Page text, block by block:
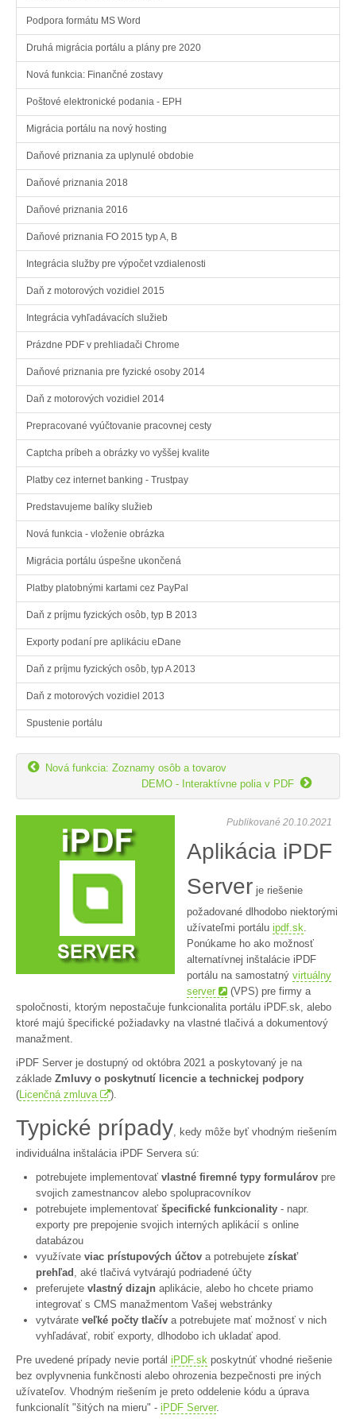
Podpora formátu MS Word
Druhá migrácia portálu a plány pre 2020
Nová funkcia: Finančné zostavy
Poštové elektronické podania - EPH
Migrácia portálu na nový hosting
Daňové priznania za uplynulé obdobie
Daňové priznania 2018
Daňové priznania 2016
Daňové priznania FO 2015 typ A, B
Integrácia služby pre výpočet vzdialenosti
Daň z motorových vozidiel 2015
Integrácia vyhľadávacích služieb
Prázdne PDF v prehliadači Chrome
Daňové priznania pre fyzické osoby 2014
Daň z motorových vozidiel 2014
Prepracované vyúčtovanie pracovnej cesty
Captcha príbeh a obrázky vo vyššej kvalite
Platby cez internet banking - Trustpay
Predstavujeme balíky služieb
Nová funkcia - vloženie obrázka
Migrácia portálu úspešne ukončená
Platby platobnými kartami cez PayPal
Daň z príjmu fyzických osôb, typ B 2013
Exporty podaní pre aplikáciu eDane
Daň z príjmu fyzických osôb, typ A 2013
Daň z motorových vozidiel 2013
Spustenie portálu

Nová funkcia: Zoznamy osôb a tovarov
DEMO - Interaktívne polia v PDF 
Publikované 20.10.2021
Aplikácia iPDF
Server je riešenie
požadované dlhodobo niektorými
užívateľmi portálu ipdf.sk.
Ponúkame ho ako možnosť
alternatívnej inštalácie iPDF
portálu na samostatný virtuálny
server
(VPS) pre firmy a
spoločnosti, ktorým nepostačuje funkcionalita portálu iPDF.sk, alebo
ktoré majú špecifické požiadavky na vlastné tlačivá a dokumentový
manažment.
iPDF Server je dostupný od októbra 2021 a poskytovaný je na
základe Zmluvy o poskytnutí licencie a technickej podpory
(Licenčná zmluva ).
Typické prípady, kedy môže byť vhodným riešením
individuálna inštalácia iPDF Servera sú:
potrebujete implementovať vlastné firemné typy formulárov pre
svojich zamestnancov alebo spolupracovníkov
potrebujete implementovať špecifické funkcionality - napr.
exporty pre prepojenie svojich interných aplikácií s online
databázou
využívate viac prístupových účtov a potrebujete získať
prehľad , aké tlačivá vytvárajú podriadené účty
preferujete vlastný dizajn aplikácie, alebo ho chcete priamo
integrovať s CMS manažmentom Vašej webstránky
vytvárate veľké počty tlačív a potrebujete mať možnosť v nich
vyhľadávať, robiť exporty, dlhodobo ich ukladať apod.
Pre uvedené prípady nevie portál iPDF.sk poskytnúť vhodné riešenie
bez ovplyvnenia funkčnosti alebo ohrozenia bezpečnosti pre iných
užívateľov. Vhodným riešením je preto oddelenie kódu a úprava
funkcionalít "šitých na mieru" - iPDF Server.